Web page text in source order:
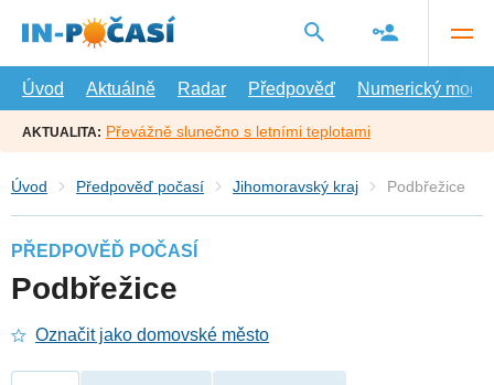
hlavní
Úvod
Aktuálně Radar Předpověď Numerický model
AKTUALITA: Převážně slunečno s letními teplotami
Úvod Předpověď počasí Jihomoravský kraj Podbřežice
PŘEDPOVĚĎ POČASÍ
Podbřežice
Označit jako domovské město